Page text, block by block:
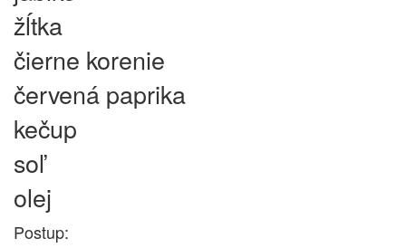
žĺtka
čierne korenie
červená paprika
kečup
soľ
olej
Postup: